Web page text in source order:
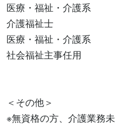
医療・福祉・介護系
介護福祉士
医療・福祉・介護系
社会福祉主事任用
＜その他＞
※無資格の方、介護業務